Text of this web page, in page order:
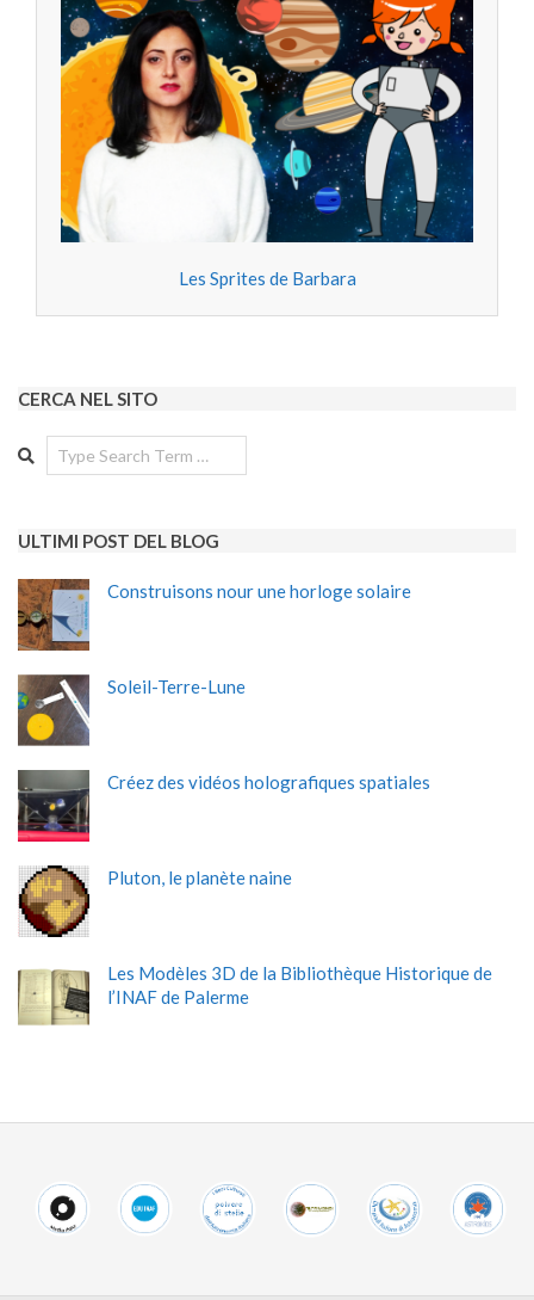
Les Sprites de Barbara
CERCA NEL SITO
Search
ULTIMI POST DEL BLOG
Construisons nour une horloge solaire
Soleil-Terre-Lune
Créez des vidéos holografiques spatiales
Pluton, le planète naine
Les Modèles 3D de la Bibliothèque Historique de
l’INAF de Palerme